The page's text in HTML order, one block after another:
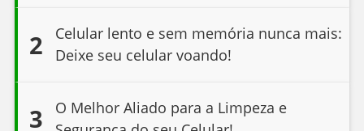
2
Celular lento e sem memória nunca mais:
Deixe seu celular voando!
3
O Melhor Aliado para a Limpeza e